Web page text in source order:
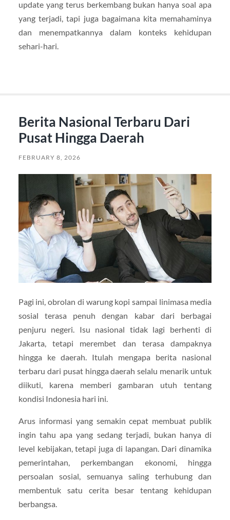
update yang terus berkembang bukan hanya soal apa
yang terjadi, tapi juga bagaimana kita memahaminya
dan menempatkannya dalam konteks kehidupan
sehari-hari.
Berita Nasional Terbaru Dari
Pusat Hingga Daerah
FEBRUARY 8, 2026
Pagi ini, obrolan di warung kopi sampai linimasa media
sosial terasa penuh dengan kabar dari berbagai
penjuru negeri. Isu nasional tidak lagi berhenti di
Jakarta, tetapi merembet dan terasa dampaknya
hingga ke daerah. Itulah mengapa berita nasional
terbaru dari pusat hingga daerah selalu menarik untuk
diikuti, karena memberi gambaran utuh tentang
kondisi Indonesia hari ini.
Arus informasi yang semakin cepat membuat publik
ingin tahu apa yang sedang terjadi, bukan hanya di
level kebijakan, tetapi juga di lapangan. Dari dinamika
pemerintahan, perkembangan ekonomi, hingga
persoalan sosial, semuanya saling terhubung dan
membentuk satu cerita besar tentang kehidupan
berbangsa.